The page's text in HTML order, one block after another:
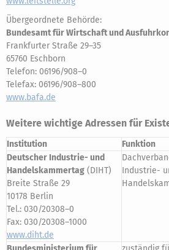
Übergeordnete Behörde:
Bundesamt für Wirtschaft und
Frankfurter Straße 29–35
65760 Eschborn
Telefon: 06196/908–0
Telefax: 06196/908–800
www.bafa.de
Weitere wichtige Adressen für
Institution Funktion
Deutscher Industrie- und
Handelskammertag (DIHT)
Breite Straße 29
10178 Berlin
Tel.: 030/20308–0
Fax: 030/20308–1000
www.diht.de
Industrie-